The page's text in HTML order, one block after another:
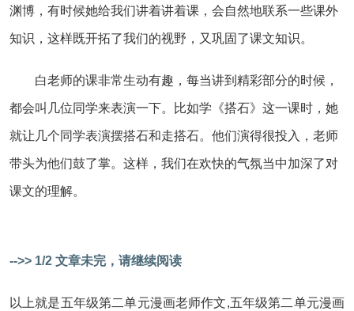
渊博，有时候她给我们讲着讲着课，会自然地联系一些课外
知识，这样既开拓了我们的视野，又巩固了课文知识。
白老师的课非常生动有趣，每当讲到精彩部分的时候，
都会叫几位同学来表演一下。比如学《搭石》这一课时，她
就让几个同学表演摆搭石和走搭石。他们演得很投入，老师
带头为他们鼓了掌。这样，我们在欢快的气氛当中加深了对
课文的理解。
-->> 1/2 文章未完，请继续阅读
以上就是五年级第二单元漫画老师作文,五年级第二单元漫画